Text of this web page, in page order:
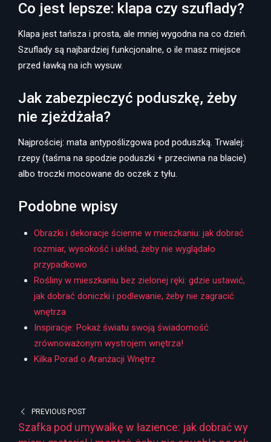
Co jest lepsze: klapa czy szuflady?
Klapa jest tańsza i prosta, ale mniej wygodna na co dzień.
Szuflady są najbardziej funkcjonalne, o ile masz miejsce
przed ławką na ich wysuw.
Jak zabezpieczyć poduszkę, żeby
nie zjeżdżała?
Najprościej: mata antypoślizgowa pod poduszką. Trwalej:
rzepy (taśma na spodzie poduszki + przeciwna na blacie)
albo troczki mocowane do oczek z tyłu.
Podobne wpisy
Obrazki i dekoracje ścienne w mieszkaniu: jak dobrać
rozmiar, wysokość i układ, żeby nie wyglądało
przypadkowo
Rośliny w mieszkaniu bez zielonej ręki: gdzie ustawić,
jak dobrać doniczki i podlewanie, żeby nie zagracić
wnętrza
Inspiracje: Pokaż światu swoją świadomość
zrównoważonym wystrojem wnętrza!
Kilka Porad o Aranżacji Wnętrz
PREVIOUS POST
Szafka pod umywalkę w łazience: jak dobrać wy